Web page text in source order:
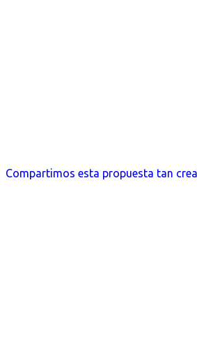
Compartimos esta propuesta tan